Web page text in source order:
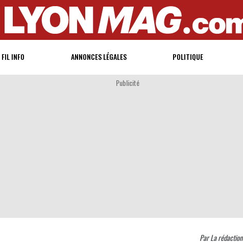
FIL INFO ANNONCES LÉGALES POLITIQUE
Publicité
ParLa rédaction